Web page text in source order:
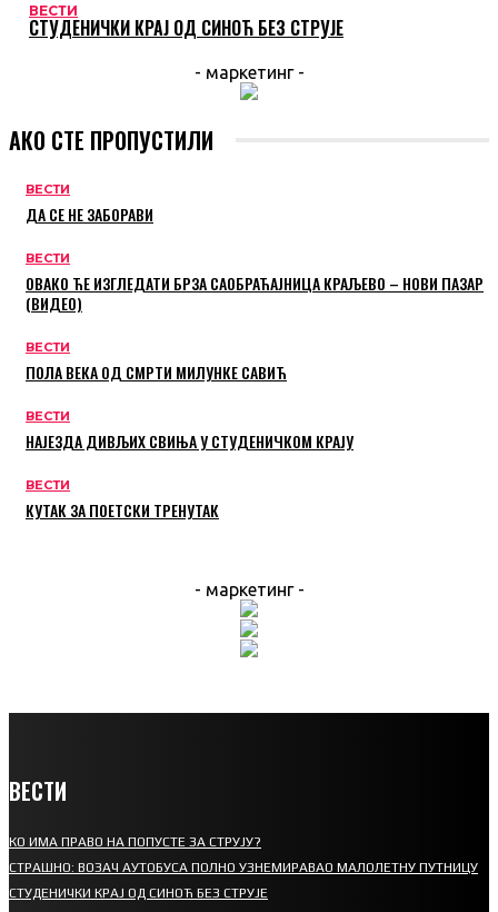
ВЕСТИ
СТУДЕНИЧКИ КРАЈ ОД СИНОЋ БЕЗ СТРУЈЕ
- маркетинг -
АКО СТЕ ПРОПУСТИЛИ
ВЕСТИ
ДА СЕ НЕ ЗАБОРАВИ
ВЕСТИ
ОВАКО ЋЕ ИЗГЛЕДАТИ БРЗА САОБРАЋАЈНИЦА КРАЉЕВО – НОВИ ПАЗАР
(ВИДЕО)
ВЕСТИ
ПОЛА ВЕКА ОД СМРТИ МИЛУНКЕ САВИЋ
ВЕСТИ
НАЈЕЗДА ДИВЉИХ СВИЊА У СТУДЕНИЧКОМ КРАЈУ
ВЕСТИ
КУТАК ЗА ПОЕТСКИ ТРЕНУТАК
- маркетинг -
ВЕСТИ
КО ИМА ПРАВО НА ПОПУСТЕ ЗА СТРУЈУ?
СТРАШНО: ВОЗАЧ АУТОБУСА ПОЛНО УЗНЕМИРАВАО МАЛОЛЕТНУ ПУТНИЦУ
СТУДЕНИЧКИ КРАЈ ОД СИНОЋ БЕЗ СТРУЈЕ